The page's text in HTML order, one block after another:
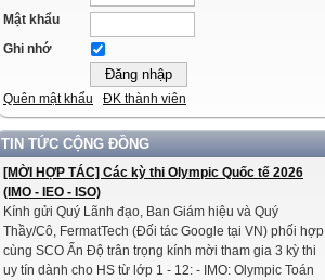
Mật khẩu
Ghi nhớ
Quên mật khẩu ĐK thành viên
TIN TỨC CỘNG ĐỒNG
[MỜI HỢP TÁC] Các kỳ thi Olympic Quốc tế 2026
(IMO - IEO - ISO)
Kính gửi Quý Lãnh đạo, Ban Giám hiệu và Quý
Thầy/Cô, FermatTech (Đối tác Google tại VN) phối hợp
cùng SCO Ấn Độ trân trọng kính mời tham gia 3 kỳ thi
uy tín dành cho HS từ lớp 1 - 12: - IMO: Olympic Toán